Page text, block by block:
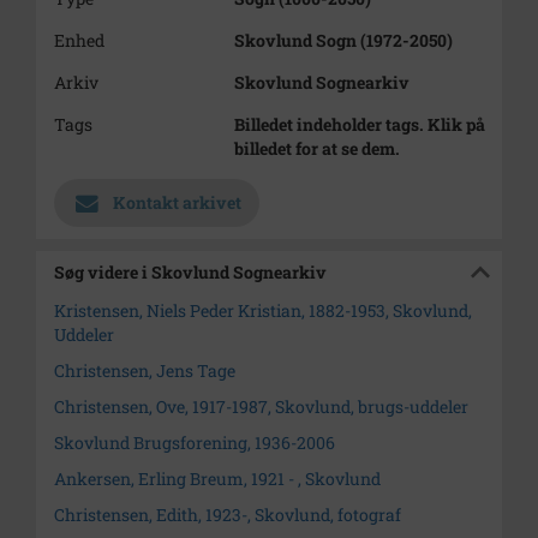
Enhed
Skovlund Sogn (1972-2050)
Arkiv
Skovlund Sognearkiv
Tags
Billedet indeholder tags. Klik på
billedet for at se dem.
Kontakt arkivet
Søg videre i Skovlund Sognearkiv
Kristensen, Niels Peder Kristian, 1882-1953, Skovlund,
Uddeler
Christensen, Jens Tage
Christensen, Ove, 1917-1987, Skovlund, brugs-uddeler
Skovlund Brugsforening, 1936-2006
Ankersen, Erling Breum, 1921 - , Skovlund
Christensen, Edith, 1923-, Skovlund, fotograf